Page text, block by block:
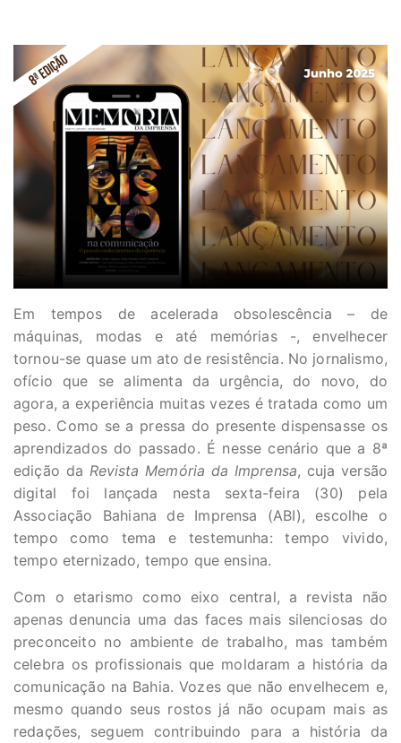
Em tempos de acelerada obsolescência – de
máquinas, modas e até memórias -, envelhecer
tornou-se quase um ato de resistência. No jornalismo,
ofício que se alimenta da urgência, do novo, do
agora, a experiência muitas vezes é tratada como um
peso. Como se a pressa do presente dispensasse os
aprendizados do passado. É nesse cenário que a 8ª
edição da Revista Memória da Imprensa, cuja versão
digital foi lançada nesta sexta-feira (30) pela
Associação Bahiana de Imprensa (ABI), escolhe o
tempo como tema e testemunha: tempo vivido,
tempo eternizado, tempo que ensina.
Com o etarismo como eixo central, a revista não
apenas denuncia uma das faces mais silenciosas do
preconceito no ambiente de trabalho, mas também
celebra os profissionais que moldaram a história da
comunicação na Bahia. Vozes que não envelhecem e,
mesmo quando seus rostos já não ocupam mais as
redações, seguem contribuindo para a história da